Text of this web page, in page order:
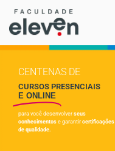
CENTENAS DE
CURSOS PRESENCIAIS
E ONLINE
para você desenvolver seus
conhecimentos e garantir certificações
de qualidade.